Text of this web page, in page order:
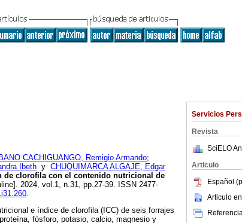
Servicios
Revista
SciELO
Articulo
Español
Articulo en
CACHIGUANGO, Remigio Armando;
Ibeth y CHUQUIMARCA ALGAJE, Edgar
de clorofila con el contenido nutricional de
2024, vol.1, n.31, pp.27-39. ISSN 2477-
.
e índice de clorofila (ICC) de seis forrajes
fósforo, potasio, calcio, magnesio y